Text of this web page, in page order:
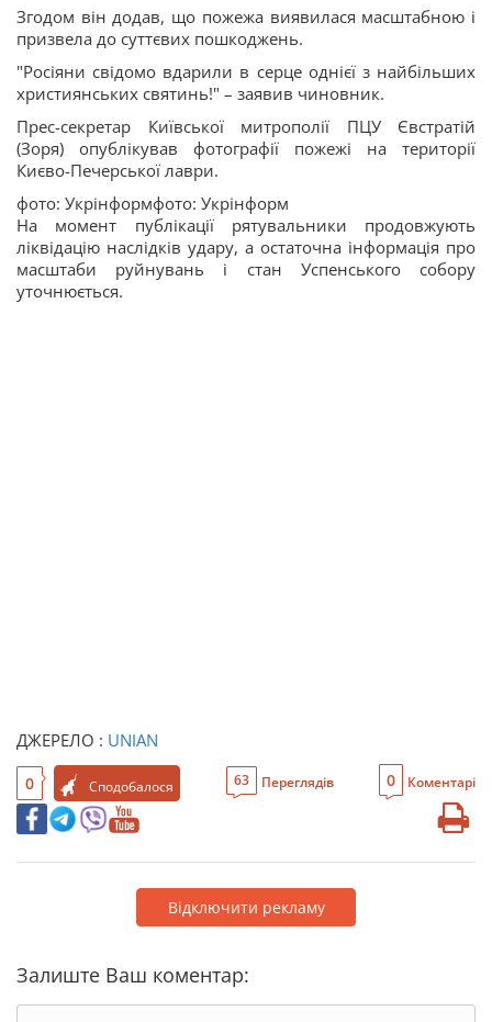
Згодом він додав, що пожежа виявилася масштабною і
призвела до суттєвих пошкоджень.
"Росіяни свідомо вдарили в серце однієї з найбільших
християнських святинь!" – заявив чиновник.
Прес-секретар Київської митрополії ПЦУ Євстратій
(Зоря) опублікував фотографії пожежі на території
Києво-Печерської лаври.
фото: Укрінформфото: Укрінформ
На момент публікації рятувальники продовжують
ліквідацію наслідків удару, а остаточна інформація про
масштаби руйнувань і стан Успенського собору
уточнюється.
ДЖЕРЕЛО : UNIAN
0 Сподобалося 63 Переглядів 0 Коментарі
Відключити рекламу
Залиште Ваш коментар: